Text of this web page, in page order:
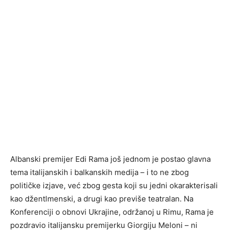
Albanski premijer Edi Rama još jednom je postao glavna
tema italijanskih i balkanskih medija – i to ne zbog
političke izjave, već zbog gesta koji su jedni okarakterisali
kao džentlmenski, a drugi kao previše teatralan. Na
Konferenciji o obnovi Ukrajine, održanoj u Rimu, Rama je
pozdravio italijansku premijerku Giorgiju Meloni – ni